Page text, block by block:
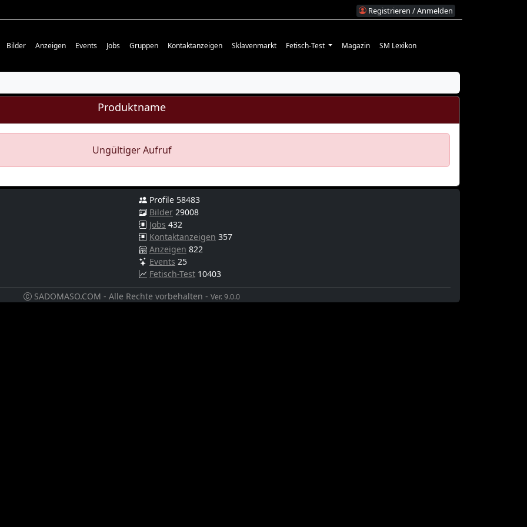
Registrieren / Anmelden
Bilder Anzeigen Events Jobs Gruppen Kontaktanzeigen Sklavenmarkt Fetisch-Test Magazin SM Lexikon
Produktname
Ungültiger Aufruf
Profile 58483
Bilder 29008
Jobs 432
Kontaktanzeigen 357
Anzeigen 822
Events 25
Fetisch-Test 10403
SADOMASO.COM - Alle Rechte vorbehalten - Ver. 9.0.0